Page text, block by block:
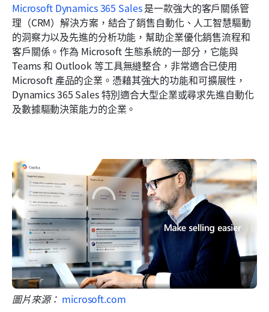
Microsoft Dynamics 365 Sales 是一款強大的客戶關係管
理（CRM）解決方案，結合了銷售自動化、人工智慧驅動
的洞察力以及先進的分析功能，幫助企業優化銷售流程和
客戶關係。作為 Microsoft 生態系統的一部分，它能與
Teams 和 Outlook 等工具無縫整合，非常適合已使用
Microsoft 產品的企業。憑藉其強大的功能和可擴展性，
Dynamics 365 Sales 特別適合大型企業或尋求先進自動化
及數據驅動決策能力的企業。
圖片來源： microsoft.com